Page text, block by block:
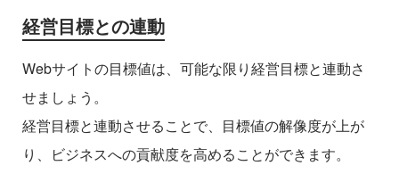
経営目標との連動
Webサイトの目標値は、可能な限り経営目標と連動さ
せましょう。
経営目標と連動させることで、目標値の解像度が上が
り、ビジネスへの貢献度を高めることができます。